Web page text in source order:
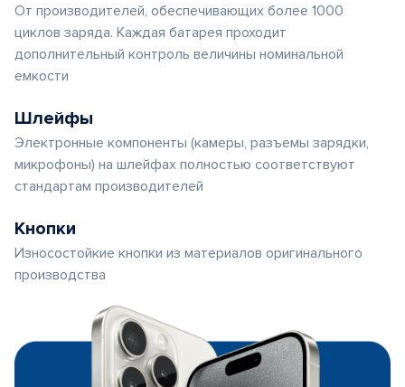
От производителей, обеспечивающих более 1000
циклов заряда. Каждая батарея проходит
дополнительный контроль величины номинальной
емкости
Шлейфы
Электронные компоненты (камеры, разъемы зарядки,
микрофоны) на шлейфах полностью соответствуют
стандартам производителей
Кнопки
Износостойкие кнопки из материалов оригинального
производства